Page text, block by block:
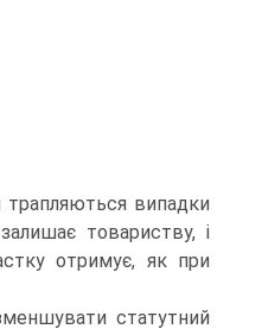
трапляються випадки
товариству, і
отримує, як при
статутний